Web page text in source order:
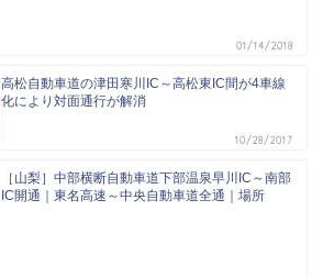
01/14/2018
高松自動車道の津田寒川IC～高松東IC間が4車線
化により対面通行が解消
10/28/2017
［山梨］中部横断自動車道下部温泉早川IC～南部
IC開通｜東名高速～中央自動車道全通｜場所